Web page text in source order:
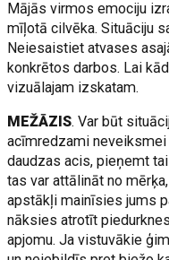
Mājās virmos emociju
mīļotā cilvēka. Situāciju
Neiesaistiet atvases
konkrētos darbos. Lai
vizuālajam izskatam.
MEŽĀZIS. Var būt
acīmredzami
daudzas acis, pieņemt
tas var attālināt no
apstākļi mainīsies jums
nāksies atrotīt
apjomu. Ja vistuvākie